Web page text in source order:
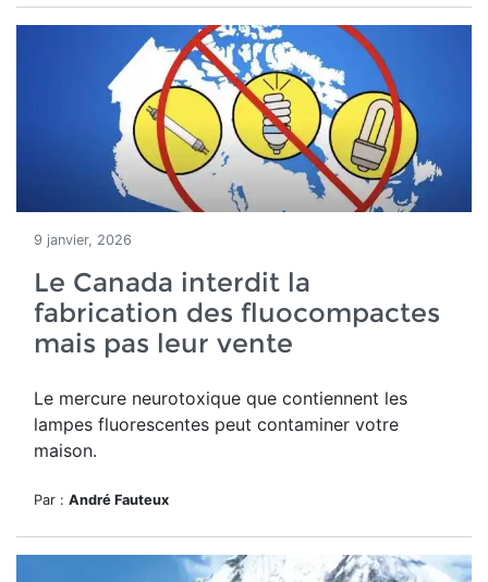
9 janvier, 2026
Le Canada interdit la
fabrication des fluocompactes
mais pas leur vente
Le mercure neurotoxique que contiennent les
lampes fluorescentes peut contaminer votre
maison.
Par : André Fauteux